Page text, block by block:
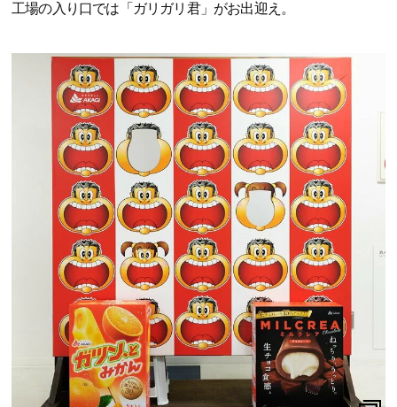
工場の入り口では「ガリガリ君」がお出迎え。